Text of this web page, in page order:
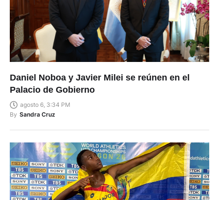
Daniel Noboa y Javier Milei se reúnen en el
Palacio de Gobierno
agosto 6, 3:34 PM
By Sandra Cruz